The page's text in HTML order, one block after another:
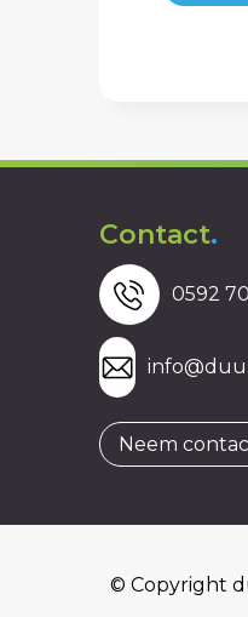
Contact.
0592
Neem
© Copyright